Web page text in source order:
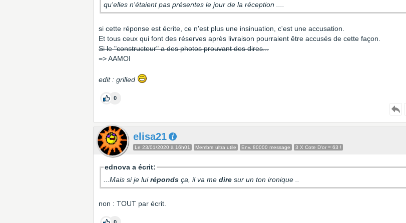
qu'elles n'étaient pas présentes le jour de la réception ....
si cette réponse est écrite, ce n'est plus une insinuation, c'est une accusation.
Et tous ceux qui font des réserves après livraison pourraient être accusés de cette façon.
Si le "constructeur" a des photos prouvant des dires...
=> AAMOI
edit : grilled
0
elisa21
Le 23/01/2020 à 16h01 Membre ultra utile Env. 80000 message 3 X Cote D'or = 63 !
ednova a écrit:
...Mais si je luiréponds ça, il va me dire sur un ton ironique ..
non : TOUT par écrit.